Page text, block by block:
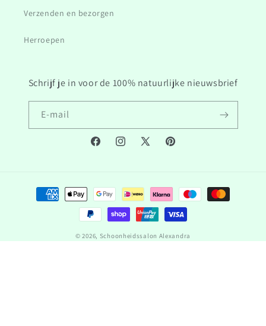
Verzenden en bezorgen
Herroepen
Schrijf je in voor de 100% natuurlijke nieuwsbrief
E‑mail
FacebookInstagramTwitter/XPinterest
Betaalmethoden
© 2026, Schoonheidssalon Alexandra